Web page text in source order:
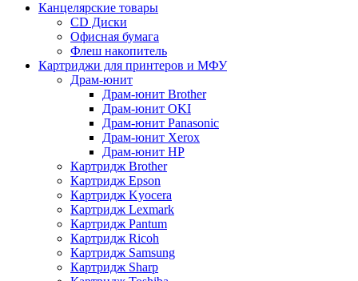
Канцелярские товары
CD Диски
Офисная бумага
Флеш накопитель
Картриджи для принтеров и МФУ
Драм-юнит
Драм-юнит Brother
Драм-юнит OKI
Драм-юнит Panasonic
Драм-юнит Xerox
Драм-юнит НР
Картридж Brother
Картридж Epson
Картридж Kyocera
Картридж Lexmark
Картридж Pantum
Картридж Ricoh
Картридж Samsung
Картридж Sharp